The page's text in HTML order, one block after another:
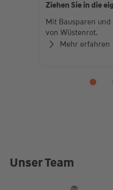
Ziehen Sie in die
Mit Bausparen
von Wüstenrot.
Mehr erfahren
Unser Team